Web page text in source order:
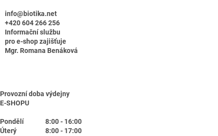
info@biotika.net
+420 604 266 256
Informační službu
pro e-shop zajišťuje
Mgr. Romana Benáková
Provozní doba výdejny
E-SHOPU
Pondělí
8:00 - 16:00
Úterý
8:00 - 17:00